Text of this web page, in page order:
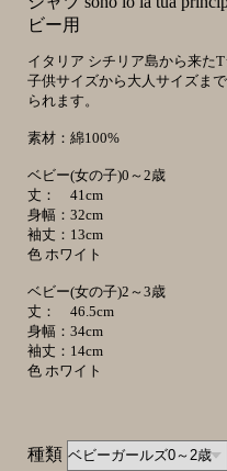
ビー用
イタリア シチリア島から来たT
子供サイズから大人サイズま
られます。
素材：綿100%
ベビー(女の子)0～2歳
丈： 41cm
身幅：32cm
袖丈：13cm
色 ホワイト
ベビー(女の子)2～3歳
丈： 46.5cm
身幅：34cm
袖丈：14cm
色 ホワイト
種類